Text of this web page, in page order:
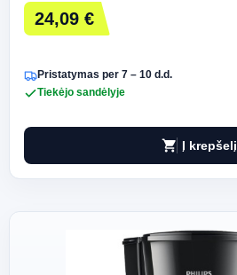
24,09 €
Pristatymas per 7 – 10 d.d.
Tiekėjo sandėlyje
shopping_cart Į krepšelį